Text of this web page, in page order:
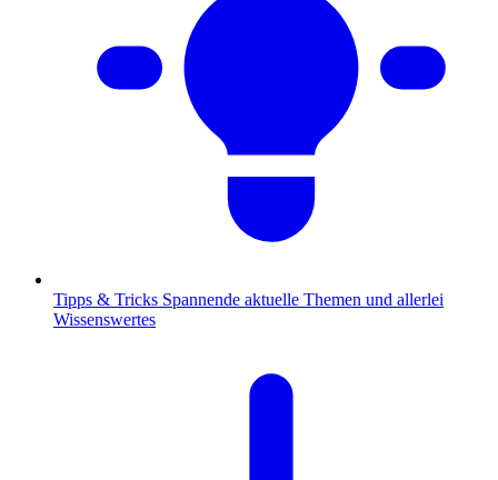
Tipps & Tricks Spannende aktuelle Themen und allerlei
Wissenswertes